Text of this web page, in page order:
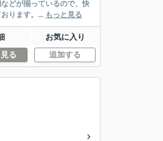
どが揃っているので、快
ります。... もっと見る
お気に入り
る 追加する